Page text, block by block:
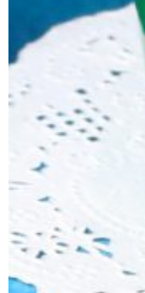
Recruit